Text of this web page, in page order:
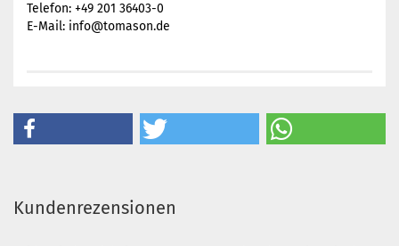
Telefon: +49 201 36403-0
E-Mail: info@tomason.de
Kundenrezensionen